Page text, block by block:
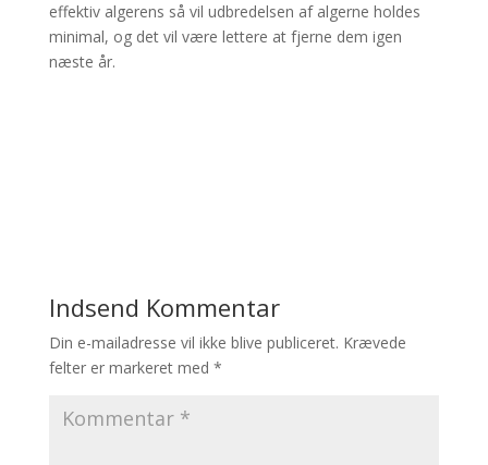
effektiv algerens så vil udbredelsen af algerne holdes
minimal, og det vil være lettere at fjerne dem igen
næste år.
Indsend Kommentar
Din e-mailadresse vil ikke blive publiceret. Krævede
felter er markeret med *